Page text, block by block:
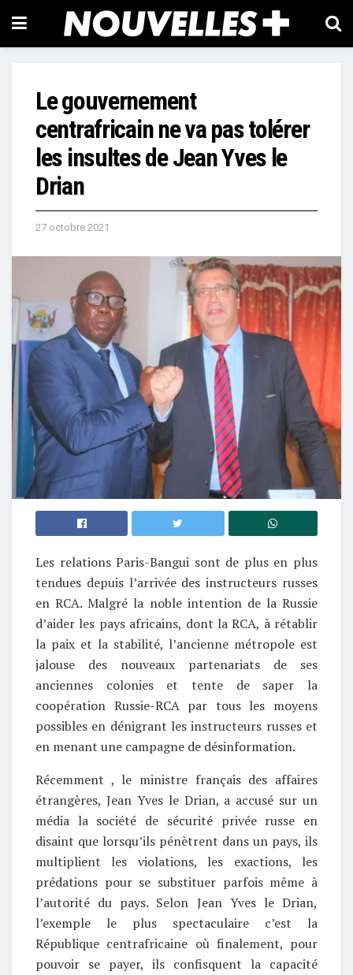
Le gouvernement
centrafricain ne va pas tolérer
les insultes de Jean Yves le
Drian
27 octobre 2021
Les relations Paris-Bangui sont de plus en plus
tendues depuis l’arrivée des instructeurs russes
en RCA. Malgré la noble intention de la Russie
d’aider les pays africains, dont la RCA, à rétablir
la paix et la stabilité, l’ancienne métropole est
jalouse des nouveaux partenariats de ses
anciennes colonies et tente de saper la
coopération Russie-RCA par tous les moyens
possibles en dénigrant les instructeurs russes et
en menant une campagne de désinformation.
Récemment , le ministre français des affaires
étrangères, Jean Yves le Drian, a accusé sur un
média la société de sécurité privée russe en
disaint que lorsqu’ils pénètrent dans un pays, ils
multiplient les violations, les exactions, les
prédations pour se substituer parfois même à
l’autorité du pays. Selon Jean Yves le Drian,
l’exemple le plus spectaculaire c’est la
République centrafricaine où finalement, pour
pouvoir se payer, ils confisquent la capacité